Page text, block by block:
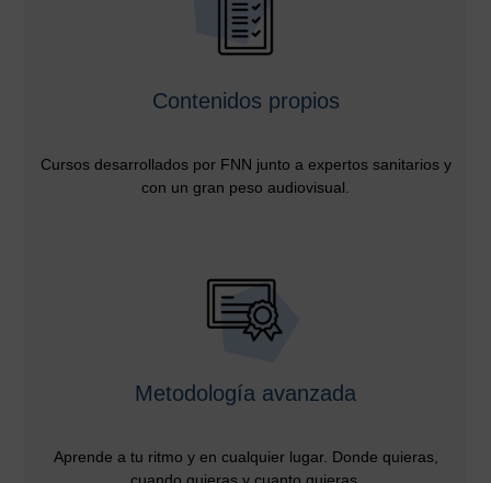
Contenidos propios
Cursos desarrollados por FNN junto a expertos sanitarios y
con un gran peso audiovisual.
Metodología avanzada
Aprende a tu ritmo y en cualquier lugar. Donde quieras,